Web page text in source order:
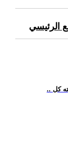
الرئيسي
كل